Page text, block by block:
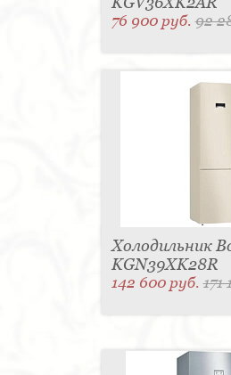
76 900 руб.92
Холодильник
KGN39XK28R
142 600 руб.171